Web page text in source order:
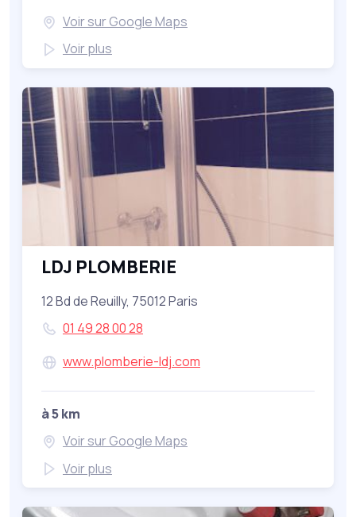
Voir sur Google Maps
Voir plus
LDJ PLOMBERIE
12 Bd de Reuilly, 75012 Paris
01 49 28 00 28
www.plomberie-ldj.com
à 5 km
Voir sur Google Maps
Voir plus